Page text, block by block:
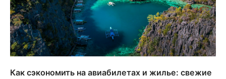
Как сэкономить на авиабилетах и жилье: свежие